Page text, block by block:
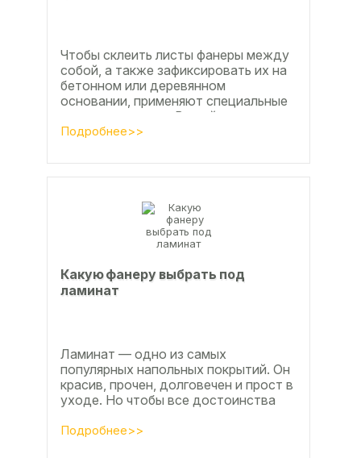
Чтобы склеить листы фанеры между
собой, а также зафиксировать их на
бетонном или деревянном
основании, применяют специальные
клеевые составы. В этой статье
расскажем, какой клей...
Подробнее>>
Какую фанеру выбрать под
ламинат
Ламинат — одно из самых
популярных напольных покрытий. Он
красив, прочен, долговечен и прост в
уходе. Но чтобы все достоинства
раскрылись, важно...
Подробнее>>